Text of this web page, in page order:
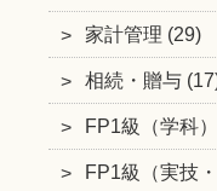
家計管理 (29)
相続・贈与
FP1級（学科
FP1級（実技